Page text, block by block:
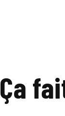
Ça